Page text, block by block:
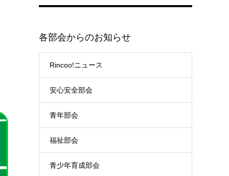
各部会からのお知らせ
Rincoo!ニュース
安心安全部会
青年部会
福祉部会
青少年育成部会